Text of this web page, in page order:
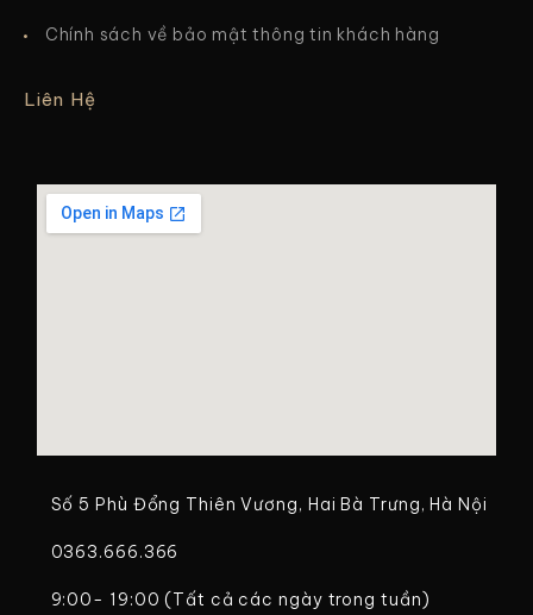
Chính sách về bảo mật thông tin khách hàng
Liên Hệ
Số 5 Phù Đổng Thiên Vương, Hai Bà Trưng, Hà Nội
0363.666.366
9:00- 19:00 (Tất cả các ngày trong tuần)